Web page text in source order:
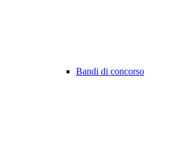
Bandi di concorso